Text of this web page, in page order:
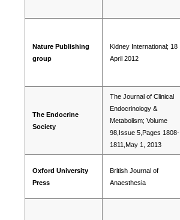
Nature Publishing
group
Kidney International; 18
April 2012
The Endocrine
Society
The Journal of Clinical
Endocrinology &
Metabolism; Volume
98,Issue 5,Pages 1808-
1811,May 1, 2013
Oxford University
Press
British Journal of
Anaesthesia